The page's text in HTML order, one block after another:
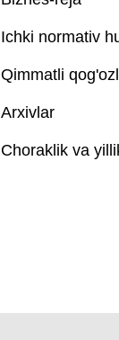
Ichki normativ
Qimmatli
Arxivlar
Choraklik va